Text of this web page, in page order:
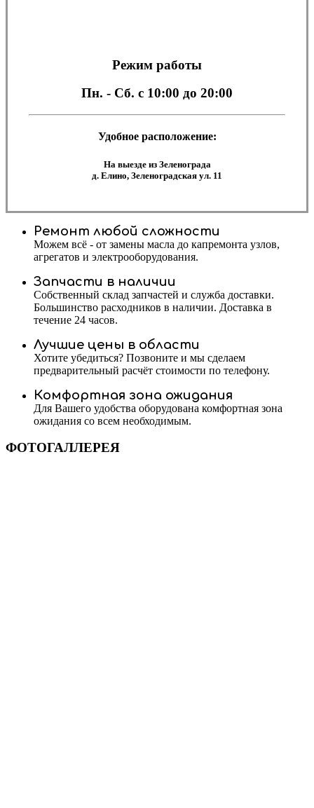
Режим работы
Пн. - Сб. с 10:00 до 20:00
Удобное расположение:
На выезде из Зеленограда
д. Елино, Зеленоградская ул. 11
Ремонт любой сложности
Можем всё - от замены масла до капремонта узлов,
агрегатов и электрооборудования.
Запчасти в наличии
Собственный склад запчастей и служба доставки.
Большинство расходников в наличии. Доставка в
течение 24 часов.
Лучшие цены в области
Хотите убедиться? Позвоните и мы сделаем
предварительный расчёт стоимости по телефону.
Комфортная зона ожидания
Для Вашего удобства оборудована комфортная зона
ожидания со всем необходимым.
ФОТОГАЛЛЕРЕЯ